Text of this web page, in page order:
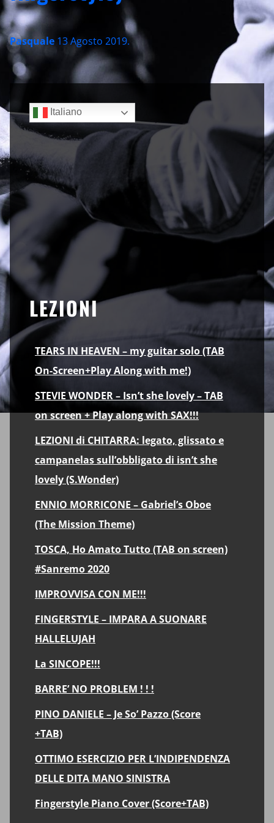
Pasquale 13 Agosto 2019.
Sidebar
Italiano
LEZIONI
TEARS IN HEAVEN – my guitar solo (TAB
On-Screen+Play Along with me!)
STEVIE WONDER – Isn’t she lovely – TAB
on screen + Play along with SAX!!!
LEZIONI di CHITARRA: legato, glissato e
campanelas sull’obbligato di isn’t she
lovely (S.Wonder)
ENNIO MORRICONE – Gabriel’s Oboe
(The Mission Theme)
TOSCA, Ho Amato Tutto (TAB on screen)
#Sanremo 2020
IMPROVVISA CON ME!!!
FINGERSTYLE – IMPARA A SUONARE
HALLELUJAH
La SINCOPE!!!
BARRE’ NO PROBLEM ! ! !
PINO DANIELE – Je So’ Pazzo (Score
+TAB)
OTTIMO ESERCIZIO PER L’INDIPENDENZA
DELLE DITA MANO SINISTRA
Fingerstyle Piano Cover (Score+TAB)